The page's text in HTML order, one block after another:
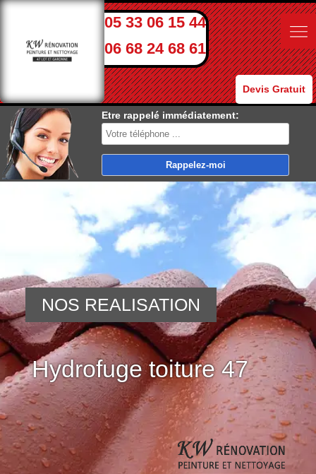
05 33 06 15 44
06 68 24 68 61
Devis Gratuit
Etre rappelé immédiatement:
Hydrofuge toiture 47
NOS REALISATION